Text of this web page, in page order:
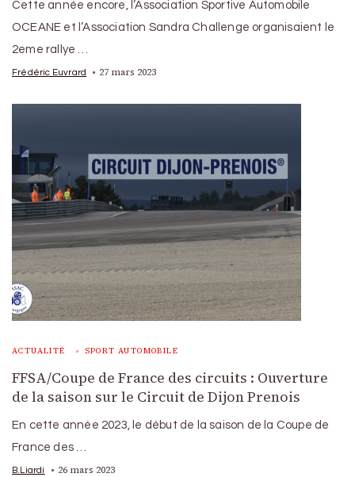
Cette année encore, l’Association Sportive Automobile
OCEANE et l’Association Sandra Challenge organisaient le
2eme rallye …
Frédéric Euvrard 27 mars 2023
ACTUALITÉ SPORT AUTOMOBILE
FFSA/Coupe de France des circuits : Ouverture
de la saison sur le Circuit de Dijon Prenois
En cette année 2023, le début de la saison de la Coupe de
France des …
B.Liardi 26 mars 2023